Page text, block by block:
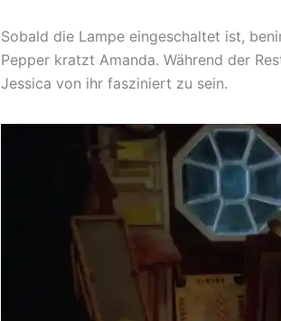
Sobald die Lampe eingeschaltet ist,
Pepper kratzt Amanda. Während der
Jessica von ihr fasziniert zu sein.